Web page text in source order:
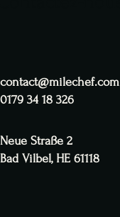
contact@milechef.com
0179 34 18 326
Neue Straße 2
Bad Vilbel, HE 61118